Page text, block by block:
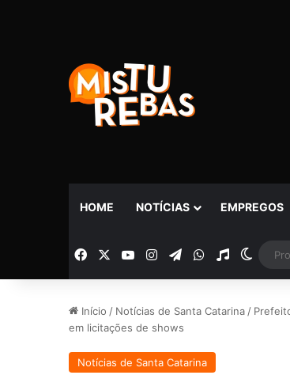
HOME NOTÍCIAS EMPREGOS
Facebook YouTubeInstagramTelegramWhatsApp
Rádio
Início / Notícias de Santa Catarina /
em licitações de shows
Notícias de Santa Catarina